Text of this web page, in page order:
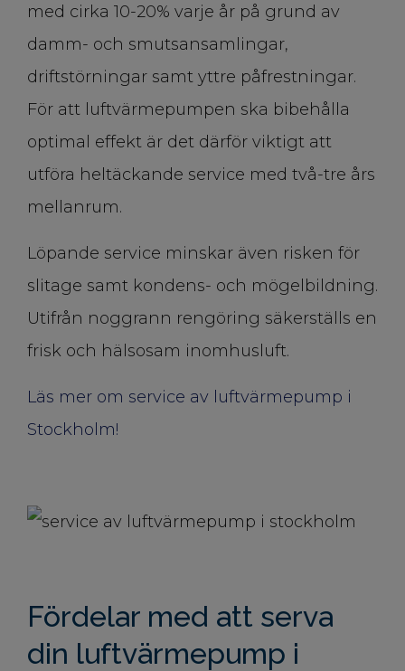
med cirka 10-20% varje år på grund av
damm- och smutsansamlingar,
driftstörningar samt yttre påfrestningar.
För att luftvärmepumpen ska bibehålla
optimal effekt är det därför viktigt att
utföra heltäckande service med två-tre års
mellanrum.
Löpande service minskar även risken för
slitage samt kondens- och mögelbildning.
Utifrån noggrann rengöring säkerställs en
frisk och hälsosam inomhusluft.
Läs mer om service av luftvärmepump i
Stockholm!
Fördelar med att serva
din luftvärmepump i